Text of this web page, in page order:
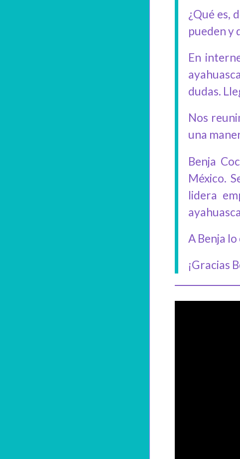
¿Qué es,
pueden y
En
dudas.
Nos
una
Benja
México.
lidera
A Benja
¡Gracias